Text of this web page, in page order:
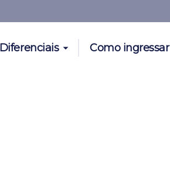
Diferenciais Como ingressar